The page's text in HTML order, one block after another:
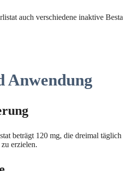
auch verschiedene inaktive
Anwendung
beträgt 120 mg, die dreimal
erzielen.